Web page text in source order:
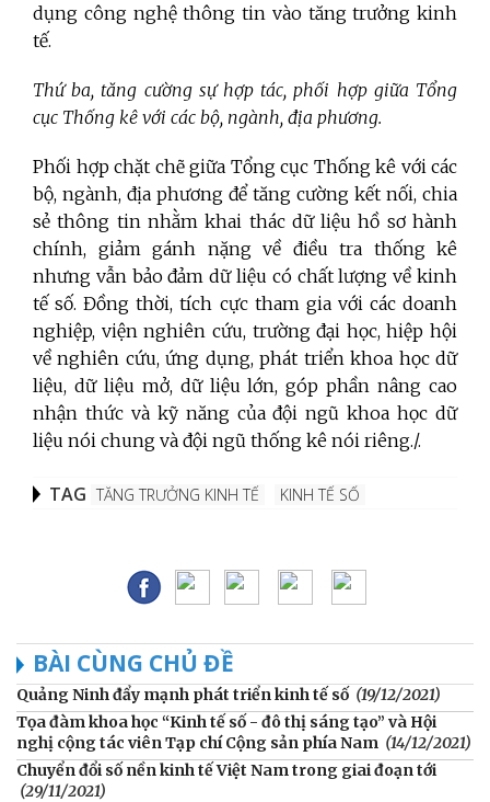
dụng công nghệ thông tin vào tăng trưởng kinh
tế.
Thứ ba, tăng cường sự hợp tác, phối hợp giữa Tổng
cục Thống kê với các bộ, ngành, địa phương.
Phối hợp chặt chẽ giữa Tổng cục Thống kê với các
bộ, ngành, địa phương để tăng cường kết nối, chia
sẻ thông tin nhằm khai thác dữ liệu hồ sơ hành
chính, giảm gánh nặng về điều tra thống kê
nhưng vẫn bảo đảm dữ liệu có chất lượng về kinh
tế số. Đồng thời, tích cực tham gia với các doanh
nghiệp, viện nghiên cứu, trường đại học, hiệp hội
về nghiên cứu, ứng dụng, phát triển khoa học dữ
liệu, dữ liệu mở, dữ liệu lớn, góp phần nâng cao
nhận thức và kỹ năng của đội ngũ khoa học dữ
liệu nói chung và đội ngũ thống kê nói riêng./.
TAG TĂNG TRƯỞNG KINH TẾ KINH TẾ SỐ
BÀI CÙNG CHỦ ĐỀ
Quảng Ninh đẩy mạnh phát triển kinh tế số (19/12/2021)
Tọa đàm khoa học “Kinh tế số - đô thị sáng tạo” và Hội
nghị cộng tác viên Tạp chí Cộng sản phía Nam (14/12/2021)
Chuyển đổi số nền kinh tế Việt Nam trong giai đoạn tới
(29/11/2021)